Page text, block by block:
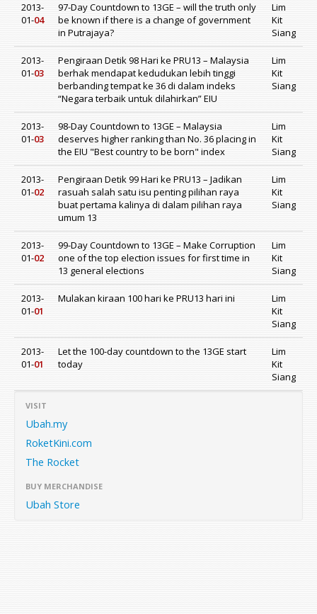
2013-
01-04
97-Day Countdown to 13GE – will the truth only
be known if there is a change of government
in Putrajaya?
Lim
Kit
Siang
2013-
01-03
Pengiraan Detik 98 Hari ke PRU13 – Malaysia
berhak mendapat kedudukan lebih tinggi
berbanding tempat ke 36 di dalam indeks
“Negara terbaik untuk dilahirkan” EIU
Lim
Kit
Siang
2013-
01-03
98-Day Countdown to 13GE – Malaysia
deserves higher ranking than No. 36 placing in
the EIU "Best country to be born" index
Lim
Kit
Siang
2013-
01-02
Pengiraan Detik 99 Hari ke PRU13 – Jadikan
rasuah salah satu isu penting pilihan raya
buat pertama kalinya di dalam pilihan raya
umum 13
Lim
Kit
Siang
2013-
01-02
99-Day Countdown to 13GE – Make Corruption
one of the top election issues for first time in
13 general elections
Lim
Kit
Siang
2013-
01-01
Mulakan kiraan 100 hari ke PRU13 hari ini
Lim
Kit
Siang
2013-
01-01
Let the 100-day countdown to the 13GE start
today
Lim
Kit
Siang
VISIT
Ubah.my
RoketKini.com
The Rocket
BUY MERCHANDISE
Ubah Store